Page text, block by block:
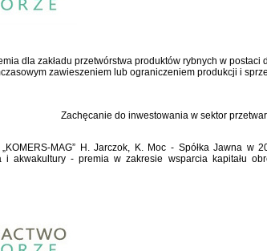
dla zakładu przetwórstwa produktów rybnych w postaci
zawieszeniem lub ograniczeniem produkcji i
Zachęcanie do inwestowania w sektor
MAG” H. Jarczok, K. Moc - Spółka Jawna
i akwakultury - premia w zakresie wsparcia kapitału